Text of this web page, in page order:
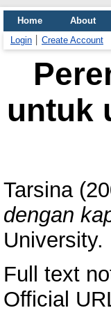
Home About
Login
Create Account
untuk
Tarsina
dengan
University.
Full text
Official